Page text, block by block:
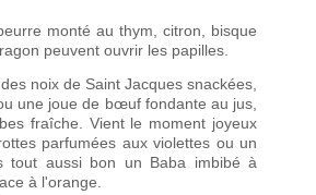
monté au thym, citron, bisque
peuvent ouvrir les papilles.
noix de Saint Jacques snackées,
une joue de bœuf fondante au jus,
fraîche. Vient le moment joyeux
parfumées aux violettes ou un
tout aussi bon un Baba imbibé à
à l'orange.